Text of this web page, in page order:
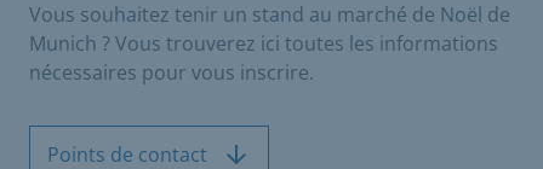
Vous souhaitez tenir un stand au marché de Noël de
Munich ? Vous trouverez ici toutes les informations
nécessaires pour vous inscrire.
Points de contact